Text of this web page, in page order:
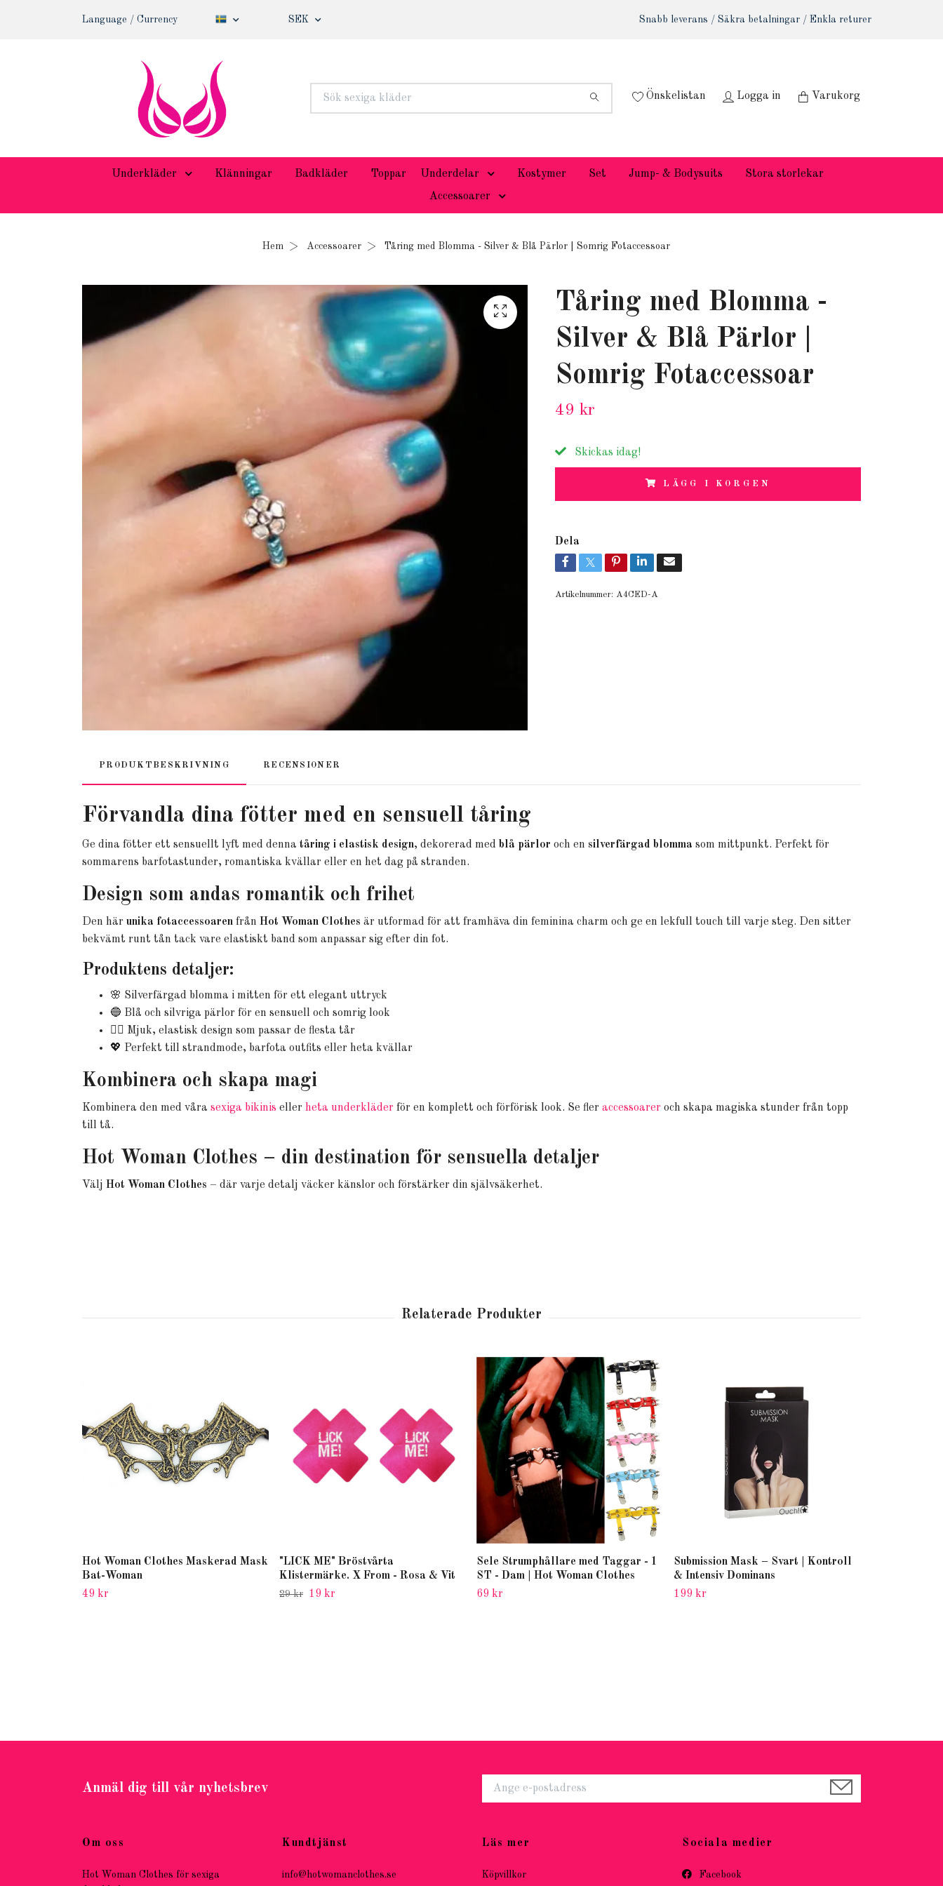
Language / Currency SEK Snabb leverans / Säkra betalningar / Enkla returer
Önskelistan Logga in Varukorg
Underkläder Klänningar Badkläder Toppar Underdelar Kostymer Set Jump- & Bodysuits
Stora storlekar
Accessoarer
Hem Accessoarer Tåring med Blomma - Silver & Blå Pärlor | Somrig Fotaccessoar
Tåring med Blomma -
Silver & Blå Pärlor |
Somrig Fotaccessoar
49 kr
Skickas idag!
LÄGG I KORGEN
Dela
Artikelnummer: A4CED-A
PRODUKTBESKRIVNING RECENSIONER
Förvandla dina fötter med en sensuell tåring
Ge dina fötter ett sensuellt lyft med denna tåring i elastisk design, dekorerad med blå pärlor och en silverfärgad blomma som mittpunkt. Perfekt för
sommarens barfotastunder, romantiska kvällar eller en het dag på stranden.
Design som andas romantik och frihet
Den här unika fotaccessoaren från Hot Woman Clothes är utformad för att framhäva din feminina charm och ge en lekfull touch till varje steg. Den sitter
bekvämt runt tån tack vare elastiskt band som anpassar sig efter din fot.
Produktens detaljer:
🌸 Silverfärgad blomma i mitten för ett elegant uttryck
🔵 Blå och silvriga pärlor för en sensuell och somrig look
🧘‍♀️ Mjuk, elastisk design som passar de flesta tår
💖 Perfekt till strandmode, barfota outfits eller heta kvällar
Kombinera och skapa magi
Kombinera den med våra sexiga bikinis eller heta underkläder för en komplett och förförisk look. Se fler accessoarer och skapa magiska stunder från topp
till tå.
Hot Woman Clothes – din destination för sensuella detaljer
Välj Hot Woman Clothes – där varje detalj väcker känslor och förstärker din självsäkerhet.
Hot Woman Clothes Maskerad Mask
Bat-Woman
49 kr
"LICK ME" Bröstvårta
Klistermärke. X From - Rosa & Vit
29 kr 19 kr
Sele Strumphållare med Taggar - 1
ST - Dam | Hot Woman Clothes
69 kr
Submission Mask – Svart | Kontroll
& Intensiv Dominans
199 kr
Anmäl dig till vår nyhetsbrev
Om oss
Hot Woman Clothes för sexiga
Kundtjänst
info@hotwomanclothes.se
Läs mer
Köpvillkor
Sociala medier
Facebook